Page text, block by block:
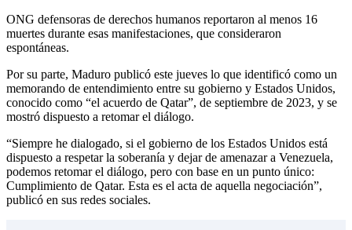
ONG defensoras de derechos humanos reportaron al menos 16
muertes durante esas manifestaciones, que consideraron
espontáneas.
Por su parte, Maduro publicó este jueves lo que identificó como un
memorando de entendimiento entre su gobierno y Estados Unidos,
conocido como “el acuerdo de Qatar”, de septiembre de 2023, y se
mostró dispuesto a retomar el diálogo.
“Siempre he dialogado, si el gobierno de los Estados Unidos está
dispuesto a respetar la soberanía y dejar de amenazar a Venezuela,
podemos retomar el diálogo, pero con base en un punto único:
Cumplimiento de Qatar. Esta es el acta de aquella negociación”,
publicó en sus redes sociales.